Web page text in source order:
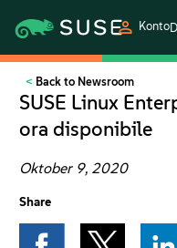
Konto
SUSECON 2027
Produkte
Back to Newsroom
SUSE Linux
ora disponibile
Oktober 9, 2020
Share